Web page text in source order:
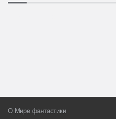
О Мире фантастики